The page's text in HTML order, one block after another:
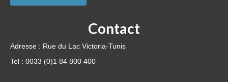
Contact
Adresse : Rue du Lac Victoria-Tunis
Tel : 0033 (0)1 84 800 400